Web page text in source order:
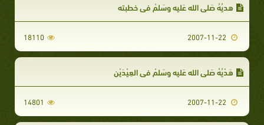
هديُهُ صَلى الله عَليه وسَلمْ في خطبته
18110
هَدْيُهُ صَلى الله عَليه وسَلمْ في العِيْدَيْنِ
14801